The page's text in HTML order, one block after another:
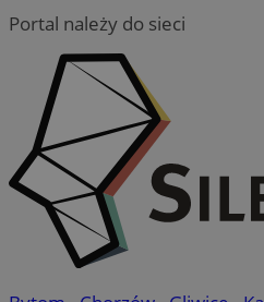
Portal należy do sieci